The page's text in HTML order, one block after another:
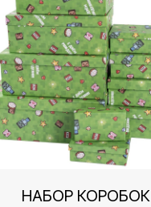
НАБОР КОРОБОК